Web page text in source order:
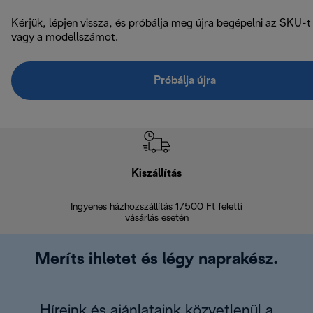
Kérjük, lépjen vissza, és próbálja meg újra begépelni az SKU-t
vagy a modellszámot.
Próbálja újra
Kiszállítás
Ingyenes házhozszállítás 17500 Ft feletti
vásárlás esetén
Meríts ihletet és légy naprakész.